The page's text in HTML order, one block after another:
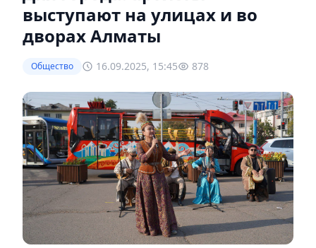
выступают на улицах и во
дворах Алматы
Общество 16.09.2025, 15:45 878